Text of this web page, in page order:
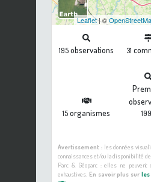
Leaflet| ©
195observations 31
15organismes
Avertissement :les données
connaissances et/ou la disponibilité
Parc & Géoparc : elles ne peuvent
exhaustives. En savoir plus sur les